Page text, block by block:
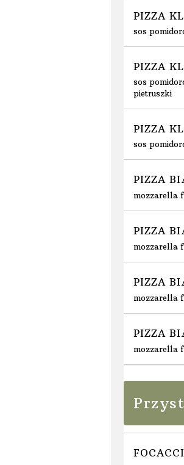
PIZZA
sos
PIZZA
sos
pietruszki
PIZZA
sos
PIZZA
mozzarella
PIZZA
mozzarella
PIZZA
mozzarella
PIZZA
mozzarella